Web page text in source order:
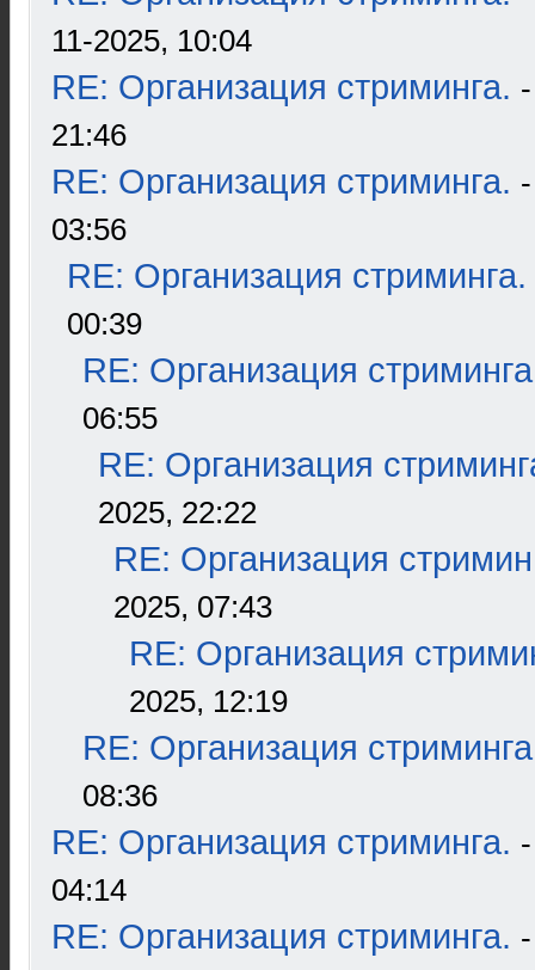
11-2025, 10:04
RE: Организация стриминга.
21:46
RE: Организация стриминга.
03:56
RE: Организация стриминга.
00:39
RE: Организация
06:55
RE: Организация
2025, 22:22
RE: Организация
2025, 07:43
RE: Организация
2025, 12:19
RE: Организация
08:36
RE: Организация стриминга.
04:14
RE: Организация стриминга.